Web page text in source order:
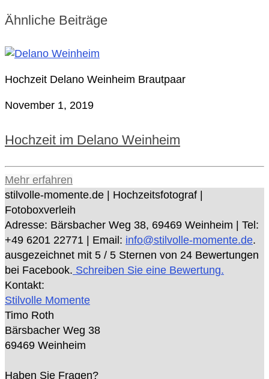
Ähnliche Beiträge
Hochzeit Delano Weinheim Brautpaar
November 1, 2019
Hochzeit im Delano Weinheim
Mehr erfahren
stilvolle-momente.de | Hochzeitsfotograf |
Fotoboxverleih
Adresse: Bärsbacher Weg 38, 69469 Weinheim | Tel:
+49 6201 22771 | Email: info@stilvolle-momente.de.
ausgezeichnet mit 5 / 5 Sternen von 24 Bewertungen
bei Facebook. Schreiben Sie eine Bewertung.
Kontakt:
Stilvolle Momente
Timo Roth
Bärsbacher Weg 38
69469 Weinheim
Haben Sie Fragen?